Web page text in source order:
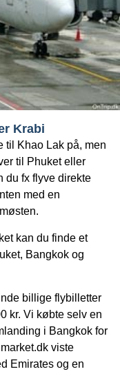
Krabi
til Khao Lak på, men
til Phuket eller
du fx flyve direkte
med en
kan du finde et
Bangkok og
billige flybilletter
kr. Vi købte selv en
i Bangkok for
viste
Emirates og en